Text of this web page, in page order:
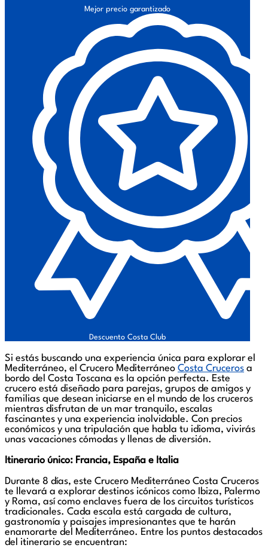
Mejor precio garantizado
Descuento Costa Club
Si estás buscando una experiencia única para explorar el
Mediterráneo, el Crucero Mediterráneo Costa Cruceros a
bordo del Costa Toscana es la opción perfecta. Este
crucero está diseñado para parejas, grupos de amigos y
familias que desean iniciarse en el mundo de los cruceros
mientras disfrutan de un mar tranquilo, escalas
fascinantes y una experiencia inolvidable. Con precios
económicos y una tripulación que habla tu idioma, vivirás
unas vacaciones cómodas y llenas de diversión.
Itinerario único: Francia, España e Italia
Durante 8 días, este Crucero Mediterráneo Costa Cruceros
te llevará a explorar destinos icónicos como Ibiza, Palermo
y Roma, así como enclaves fuera de los circuitos turísticos
tradicionales. Cada escala está cargada de cultura,
gastronomía y paisajes impresionantes que te harán
enamorarte del Mediterráneo. Entre los puntos destacados
del itinerario se encuentran: